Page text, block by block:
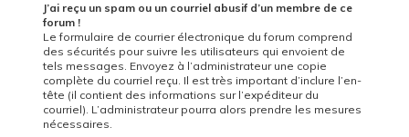
J’ai reçu un spam ou un courriel abusif d’un membre de ce
forum !
Le formulaire de courrier électronique du forum comprend
des sécurités pour suivre les utilisateurs qui envoient de
tels messages. Envoyez à l’administrateur une copie
complète du courriel reçu. Il est très important d’inclure l’en-
tête (il contient des informations sur l’expéditeur du
courriel). L’administrateur pourra alors prendre les mesures
nécessaires.